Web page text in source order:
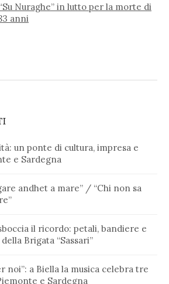
“Su Nuraghe” in lutto per la morte di
anni
un ponte di cultura, impresa e
e Sardegna
andhet a mare” / “Chi non sa
il ricordo: petali, bandiere e
Brigata “Sassari”
noi”: a Biella la musica celebra tre
e Sardegna